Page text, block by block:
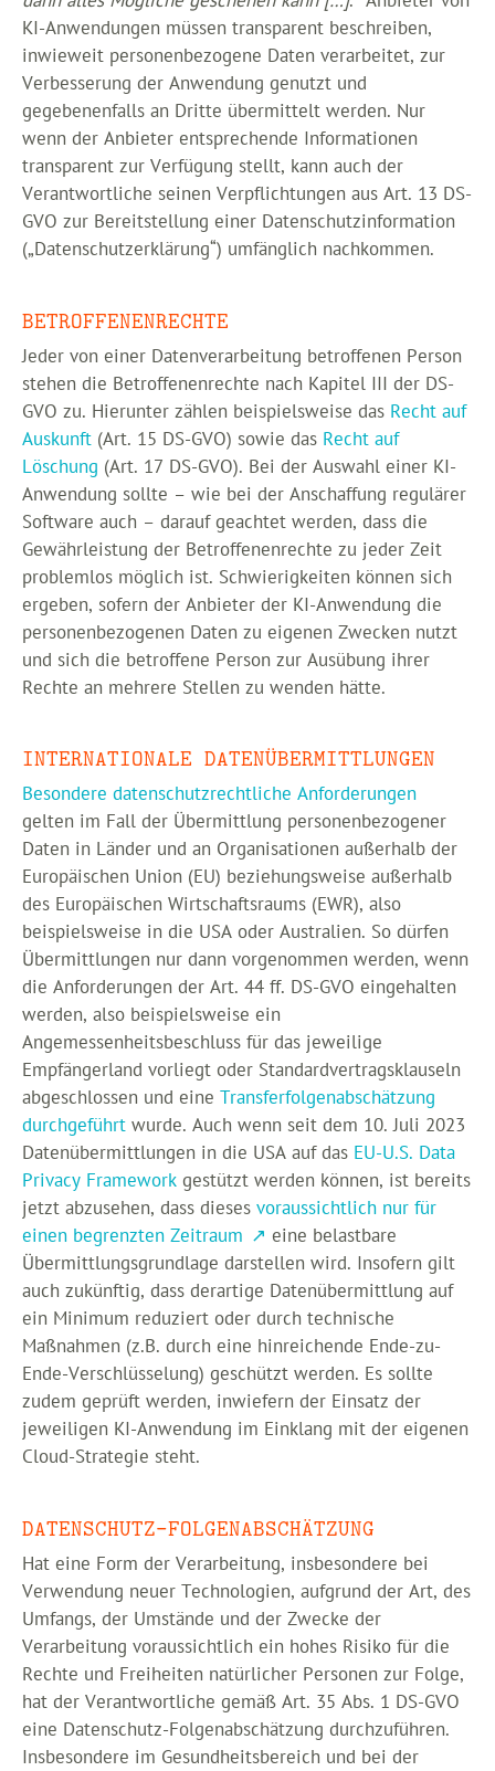
KI-Anwendungen müssen transparent beschreiben,
inwieweit personenbezogene Daten verarbeitet, zur
Verbesserung der Anwendung genutzt und
gegebenenfalls an Dritte übermittelt werden. Nur
wenn der Anbieter entsprechende Informationen
transparent zur Verfügung stellt, kann auch der
Verantwortliche seinen Verpflichtungen aus Art. 13 DS-
GVO zur Bereitstellung einer Datenschutzinformation
(„Datenschutzerklärung“) umfänglich nachkommen.
BETROFFENENRECHTE
Jeder von einer Datenverarbeitung betroffenen Person
stehen die Betroffenenrechte nach Kapitel III der DS-
GVO zu. Hierunter zählen beispielsweise das Recht auf
Auskunft (Art. 15 DS-GVO) sowie das Recht auf
Löschung (Art. 17 DS-GVO). Bei der Auswahl einer KI-
Anwendung sollte – wie bei der Anschaffung regulärer
Software auch – darauf geachtet werden, dass die
Gewährleistung der Betroffenenrechte zu jeder Zeit
problemlos möglich ist. Schwierigkeiten können sich
ergeben, sofern der Anbieter der KI-Anwendung die
personenbezogenen Daten zu eigenen Zwecken nutzt
und sich die betroffene Person zur Ausübung ihrer
Rechte an mehrere Stellen zu wenden hätte.
INTERNATIONALE DATENÜBERMITTLUNGEN
Besondere datenschutzrechtliche Anforderungen
gelten im Fall der Übermittlung personenbezogener
Daten in Länder und an Organisationen außerhalb der
Europäischen Union (EU) beziehungsweise außerhalb
des Europäischen Wirtschaftsraums (EWR), also
beispielsweise in die USA oder Australien. So dürfen
Übermittlungen nur dann vorgenommen werden, wenn
die Anforderungen der Art. 44 ff. DS-GVO eingehalten
werden, also beispielsweise ein
Angemessenheitsbeschluss für das jeweilige
Empfängerland vorliegt oder Standardvertragsklauseln
abgeschlossen und eine Transferfolgenabschätzung
durchgeführt wurde. Auch wenn seit dem 10. Juli 2023
Datenübermittlungen in die USA auf das EU-U.S. Data
Privacy Framework gestützt werden können, ist bereits
jetzt abzusehen, dass dieses voraussichtlich nur für
einen begrenzten Zeitraum
eine belastbare
Übermittlungsgrundlage darstellen wird. Insofern gilt
auch zukünftig, dass derartige Datenübermittlung auf
ein Minimum reduziert oder durch technische
Maßnahmen (z.B. durch eine hinreichende Ende-zu-
Ende-Verschlüsselung) geschützt werden. Es sollte
zudem geprüft werden, inwiefern der Einsatz der
jeweiligen KI-Anwendung im Einklang mit der eigenen
Cloud-Strategie steht.
DATENSCHUTZ-FOLGENABSCHÄTZUNG
Hat eine Form der Verarbeitung, insbesondere bei
Verwendung neuer Technologien, aufgrund der Art, des
Umfangs, der Umstände und der Zwecke der
Verarbeitung voraussichtlich ein hohes Risiko für die
Rechte und Freiheiten natürlicher Personen zur Folge,
hat der Verantwortliche gemäß Art. 35 Abs. 1 DS-GVO
eine Datenschutz-Folgenabschätzung durchzuführen.
Insbesondere im Gesundheitsbereich und bei der